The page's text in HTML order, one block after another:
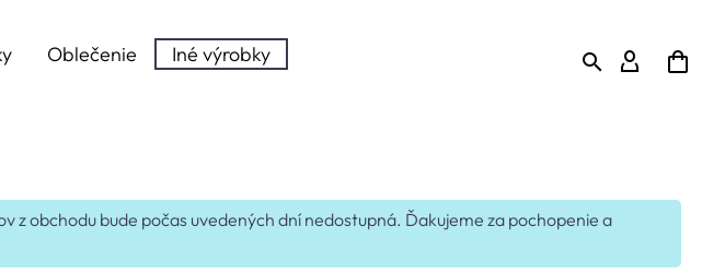
Oblečenie Iné výrobky
z obchodu bude počas uvedených dní nedostupná. Ďakujeme za pochopenie a